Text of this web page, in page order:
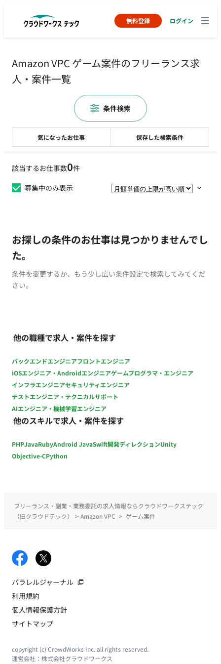
無料登録 ログイン
Amazon VPC ゲーム案件のフリーランス求
人・案件一覧
該当するお仕事数0件
募集中のみ表示
お探しの条件のお仕事は見つかりませんでし
た。
条件を変更するか、もう少し広い条件設定で検索してみてくだ
さい。
他の職種で求人・案件を探す
バックエンドエンジニアフロントエンジニア
iOSエンジニア・Androidエンジニアゲームプログラマ・エンジニア
インフラエンジニアセキュリティエンジニア
テストエンジニア・テクニカルサポート
AIエンジニア・機械学習エンジニア
他のスキルで求人・案件を探す
PHPJavaRubyAndroid JavaSwift開発ディレクションUnity
Objective-CPython
気になったお仕事 保存した検索条件
条件検索
フリーランス・副業・業務委託の求人情報ならクラウドワークステック
（旧クラウドテック）
> Amazon VPC > ゲーム案件
パラレルジャーナル
利用規約
個人情報保護方針
サイトマップ
copyright (c) CrowdWorks Inc. all rights reserved.
運営会社： 株式会社クラウドワークス